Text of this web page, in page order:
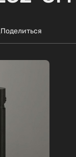
Поделиться